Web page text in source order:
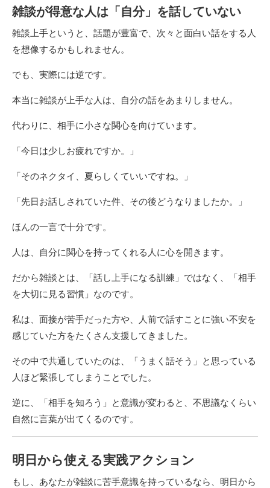
雑談が得意な人は「自分」を話していない
雑談上手というと、話題が豊富で、次々と面白い話をする人
を想像するかもしれません。
でも、実際には逆です。
本当に雑談が上手な人は、自分の話をあまりしません。
代わりに、相手に小さな関心を向けています。
「今日は少しお疲れですか。」
「そのネクタイ、夏らしくていいですね。」
「先日お話しされていた件、その後どうなりましたか。」
ほんの一言で十分です。
人は、自分に関心を持ってくれる人に心を開きます。
だから雑談とは、「話し上手になる訓練」ではなく、「相手
を大切に見る習慣」なのです。
私は、面接が苦手だった方や、人前で話すことに強い不安を
感じていた方をたくさん支援してきました。
その中で共通していたのは、「うまく話そう」と思っている
人ほど緊張してしまうことでした。
逆に、「相手を知ろう」と意識が変わると、不思議なくらい
自然に言葉が出てくるのです。
明日から使える実践アクション
もし、あなたが雑談に苦手意識を持っているなら、明日から